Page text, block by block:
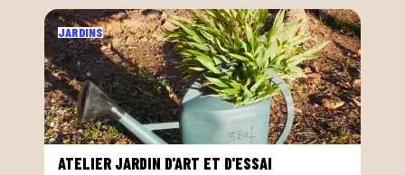
ATELIER JARDIN D'ART ET D'ESSAI
JARDINS